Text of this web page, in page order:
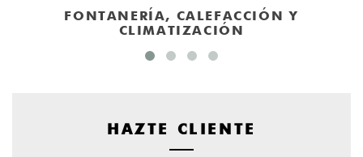
FONTANERÍA, CALEFACCIÓN Y
CLIMATIZACIÓN
HAZTE CLIENTE